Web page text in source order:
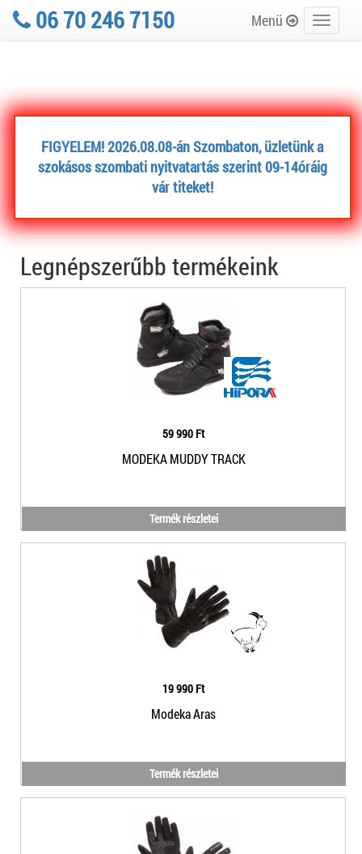
Toggle
06 70 246 7150 Menü
FIGYELEM! 2026.08.08-án Szombaton, üzletünk a
szokásos szombati nyitvatartás szerint 09-14óráig
vár titeket!
Legnépszerűbb termékeink
59 990 Ft
MODEKA MUDDY TRACK
Termék részletei
19 990 Ft
Modeka Aras
Termék részletei